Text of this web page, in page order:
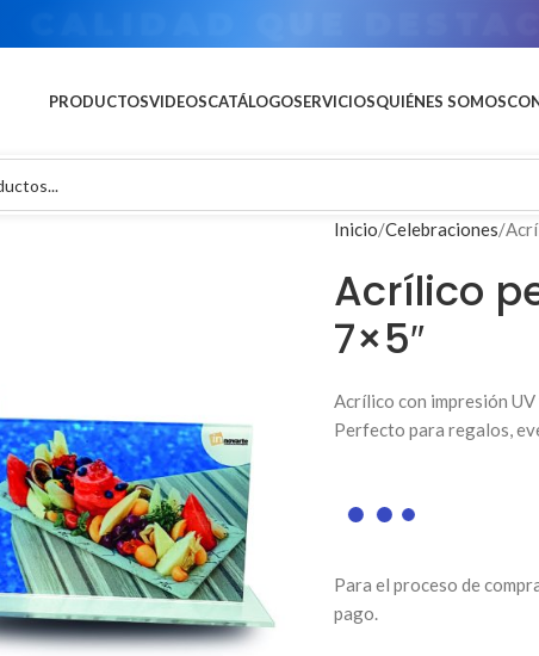
MARCA EN GRAN
PRODUCTOSVIDEOSCATÁLOGOSERVICIOSQUIÉNES SOMOS
Inicio Celebraciones
Acrílico
7×5″
Acrílico con impresión
Perfecto para regalos,
Para el proceso de
pago.